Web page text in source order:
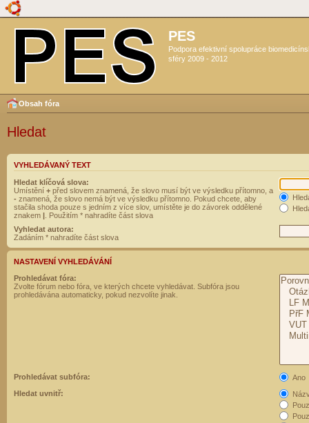
PES
Podpora efektivní spolupráce
sféry 2009 - 2012
Obsah fóra
Hledat
VYHLEDÁVANÝ TEXT
Hledat klíčová slova:
Umístění + před slovem znamená, že slovo musí být ve výsledku přítomno, a
- znamená, že slovo nemá být ve výsledku přítomno. Pokud chcete, aby
stačila shoda pouze s jedním z více slov, umístěte je do závorek oddělené
znakem | . Použitím * nahradíte část slova
Vyhledat autora:
Zadáním * nahradíte část slova
NASTAVENÍ VYHLEDÁVÁNÍ
Prohledávat fóra:
Zvolte fórum nebo fóra, ve kterých chcete vyhledávat. Subfóra jsou
prohledávána automaticky, pokud nezvolíte jinak.
Prohledávat subfóra:
Ano
Hledat uvnitř: